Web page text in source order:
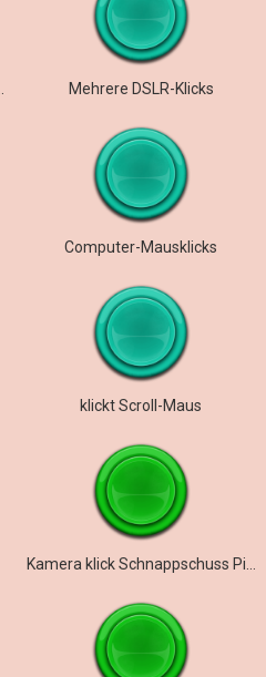
Mehrere DSLR-Klicks
Computer-Mausklicks
klickt Scroll-Maus